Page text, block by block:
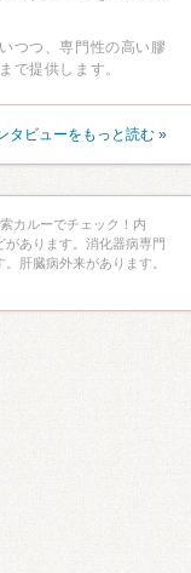
つつ、専門性の高い膠
で提供します。
タビューをもっと読む »
カルーでチェック！内
あります。消化器病専門
肝臓病外来があります。